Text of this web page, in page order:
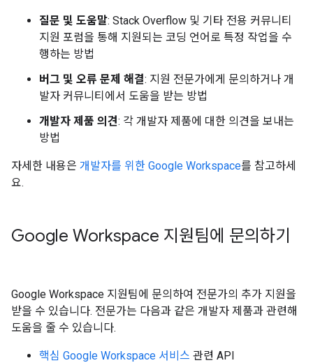
질문 및 도움말: Stack Overflow 및 기타 전용 커뮤니티
지원 포럼을 통해 지원되는 코딩 언어로 특정 작업을 수
행하는 방법
버그 및 오류 문제 해결: 지원 전문가에게 문의하거나 개
발자 커뮤니티에서 도움을 받는 방법
개발자 제품 의견: 각 개발자 제품에 대한 의견을 보내는
방법
자세한 내용은 개발자를 위한 Google Workspace를 참고하세
요.
Google Workspace 지원팀에 문의하기
Google Workspace 지원팀에 문의하여 전문가의 추가 지원을
받을 수 있습니다. 전문가는 다음과 같은 개발자 제품과 관련해
도움을 줄 수 있습니다.
핵심 Google Workspace 서비스 관련 API